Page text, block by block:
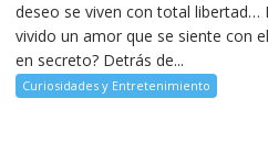
deseo se viven con total libertad…
vivido un amor que se siente con
en secreto? Detrás de...
Curiosidades y Entretenimiento